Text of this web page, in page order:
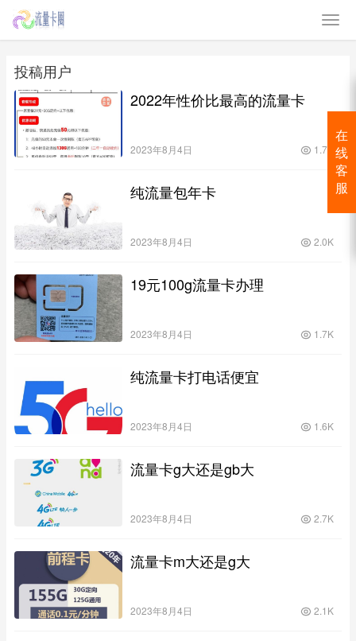
投稿用户
2022年性价比最高的流量卡
2023年8月4日 1.7K
纯流量包年卡
2023年8月4日 2.0K
19元100g流量卡办理
2023年8月4日 1.7K
纯流量卡打电话便宜
2023年8月4日 1.6K
流量卡g大还是gb大
2023年8月4日 2.7K
流量卡m大还是g大
2023年8月4日 2.1K
在
线
客
服